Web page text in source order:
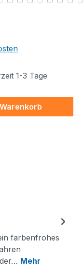
1-3 Tage
farbenfrohes
Mehr